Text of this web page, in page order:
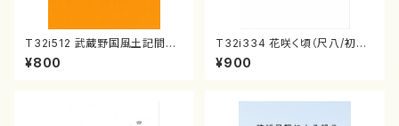
T32i512 武蔵野国風土記間奏
曲（尺八/初代 山川園松/楽譜）
都山流公刊楽譜曲番:2221
¥800
T32i334 花咲く頃（尺八/初代
山川園松/楽譜）都山流公刊楽譜
曲番:2037
¥900